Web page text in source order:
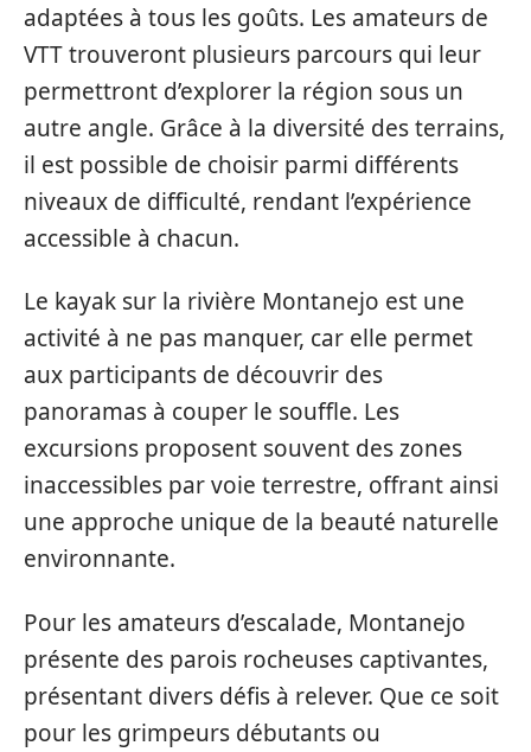
adaptées à tous les goûts. Les amateurs de
VTT trouveront plusieurs parcours qui leur
permettront d’explorer la région sous un
autre angle. Grâce à la diversité des terrains,
il est possible de choisir parmi différents
niveaux de difficulté, rendant l’expérience
accessible à chacun.
Le kayak sur la rivière Montanejo est une
activité à ne pas manquer, car elle permet
aux participants de découvrir des
panoramas à couper le souffle. Les
excursions proposent souvent des zones
inaccessibles par voie terrestre, offrant ainsi
une approche unique de la beauté naturelle
environnante.
Pour les amateurs d’escalade, Montanejo
présente des parois rocheuses captivantes,
présentant divers défis à relever. Que ce soit
pour les grimpeurs débutants ou